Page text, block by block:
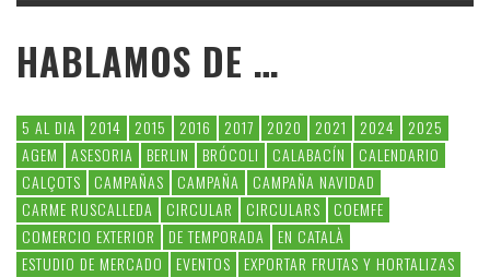
HABLAMOS DE …
5 AL DIA 2014 2015 2016 2017 2020 2021 2024
2025
AGEM
ASESORIA BERLIN BRÓCOLI CALABACÍN
CALENDARIO
CALÇOTS
CAMPAÑAS CAMPAÑA
CAMPAÑA NAVIDAD
CARME RUSCALLEDA
CIRCULAR CIRCULARS
COEMFE
COMERCIO EXTERIOR
DE TEMPORADA
EN CATALÀ
ESTUDIO DE MERCADO
EVENTOS
EXPORTAR FRUTAS Y HORTALIZAS